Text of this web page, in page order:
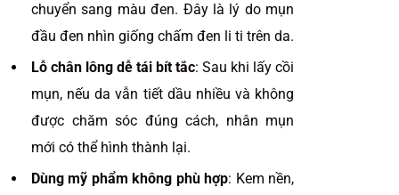
chuyển sang màu đen. Đây là lý do mụn
đầu đen nhìn giống chấm đen li ti trên da.
Lỗ chân lông dễ tái bít tắc: Sau khi lấy cồi
mụn, nếu da vẫn tiết dầu nhiều và không
được chăm sóc đúng cách, nhân mụn
mới có thể hình thành lại.
Dùng mỹ phẩm không phù hợp: Kem nền,